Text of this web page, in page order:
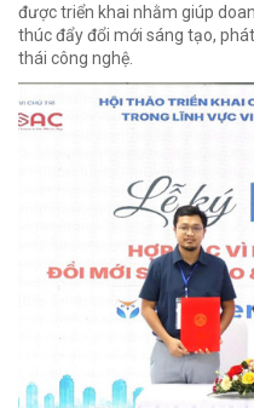
được triển khai nhằm giúp
thúc đẩy đổi mới sáng tạo,
thái công nghệ.